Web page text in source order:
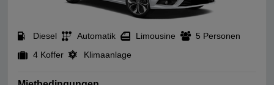
Diesel Automatik Limousine
5 Personen
4 Koffer
Klimaanlage